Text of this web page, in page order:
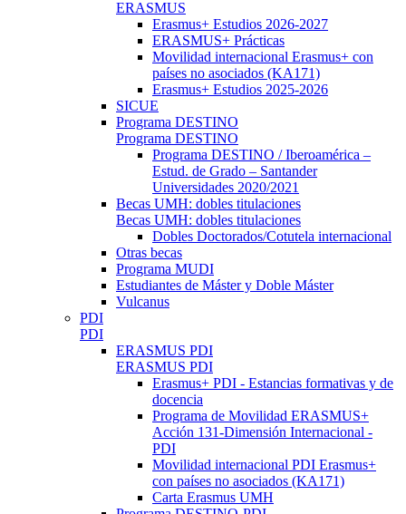
ERASMUS
Erasmus+ Estudios 2026-2027
ERASMUS+ Prácticas
Movilidad internacional Erasmus+ con
países no asociados (KA171)
Erasmus+ Estudios 2025-2026
SICUE
Programa DESTINO
Programa DESTINO
Programa DESTINO / Iberoamérica –
Estud. de Grado – Santander
Universidades 2020/2021
Becas UMH: dobles titulaciones
Becas UMH: dobles titulaciones
Dobles Doctorados/Cotutela internacional
Otras becas
Programa MUDI
Estudiantes de Máster y Doble Máster
Vulcanus
PDI
PDI
ERASMUS PDI
ERASMUS PDI
Erasmus+ PDI - Estancias formativas y de
docencia
Programa de Movilidad ERASMUS+
Acción 131-Dimensión Internacional -
PDI
Movilidad internacional PDI Erasmus+
con países no asociados (KA171)
Carta Erasmus UMH